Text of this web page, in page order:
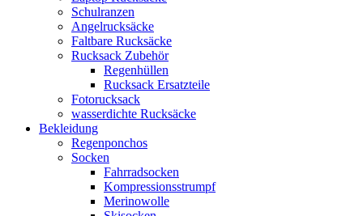
Schulranzen
Angelrucksäcke
Faltbare Rucksäcke
Rucksack Zubehör
Regenhüllen
Rucksack Ersatzteile
Fotorucksack
wasserdichte Rucksäcke
Bekleidung
Regenponchos
Socken
Fahrradsocken
Kompressionsstrumpf
Merinowolle